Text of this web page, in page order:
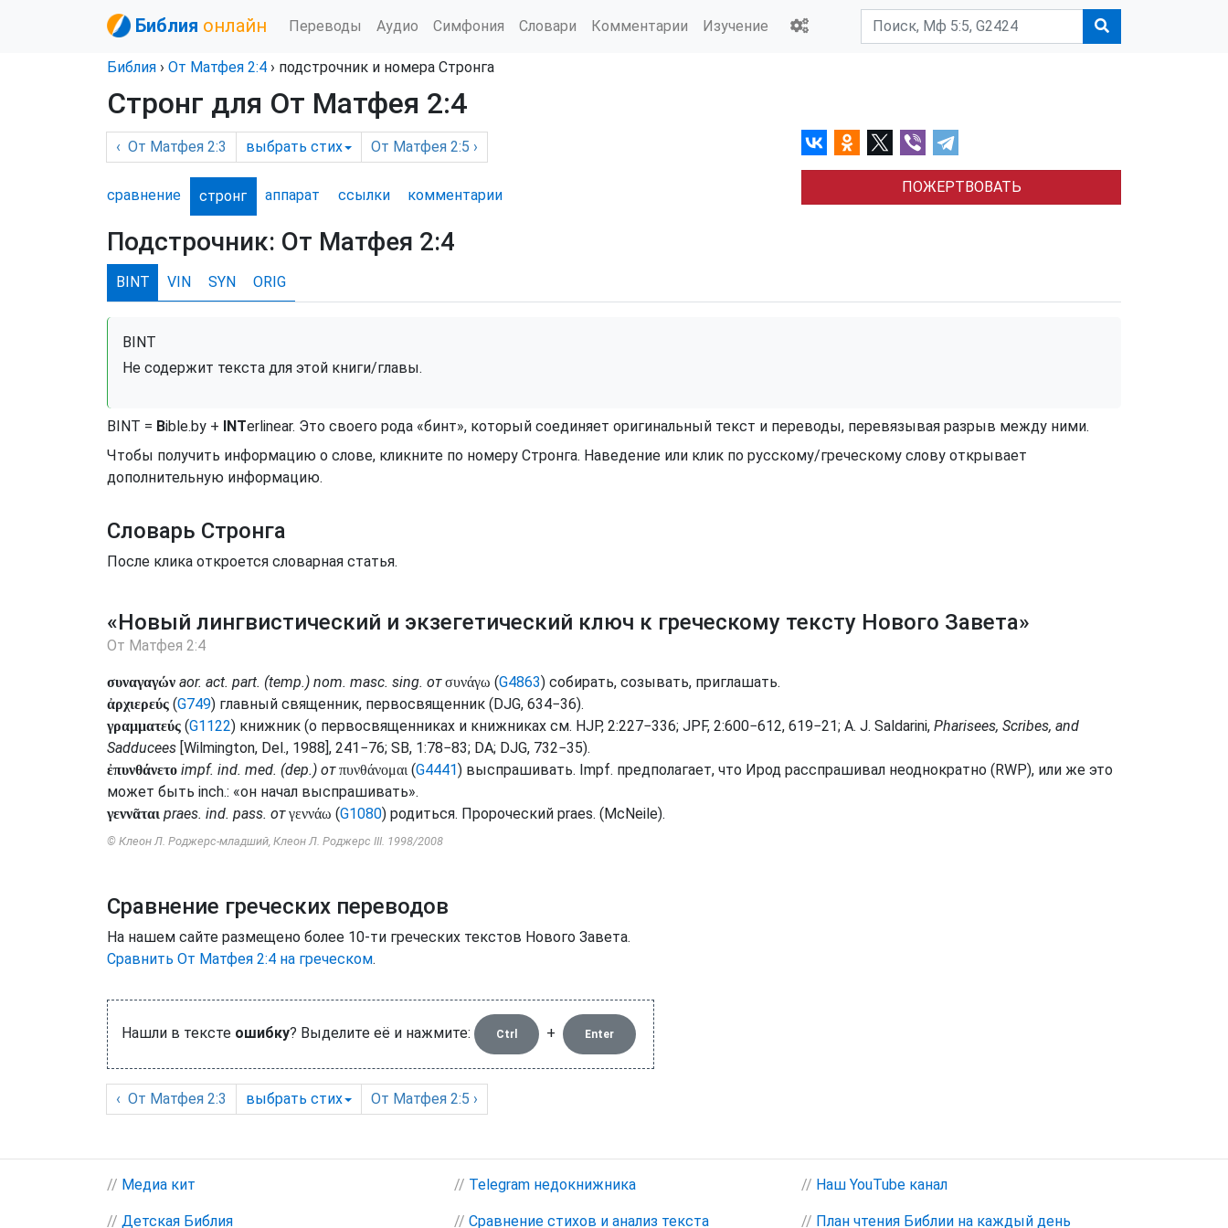
Библия онлайн Переводы Аудио Симфония Словари Комментарии Изучение
Библия › От Матфея 2:4 › подстрочник и номера Стронга
Стронг для От Матфея 2:4
‹ От Матфея 2:3 выбрать стих От Матфея 2:5 ›
сравнение стронг аппарат ссылки комментарии ПОЖЕРТВОВАТЬ
Подстрочник: От Матфея 2:4
BINT VIN SYN ORIG
BINT
Не содержит текста для этой книги/главы.
BINT = Bible.by + INTerlinear. Это своего рода «бинт», который соединяет оригинальный текст и переводы, перевязывая разрыв между ними.
Чтобы получить информацию о слове, кликните по номеру Стронга. Наведение или клик по русскому/греческому слову открывает
дополнительную информацию.
Словарь Стронга
После клика откроется словарная статья.
«Новый лингвистический и экзегетический ключ к греческому тексту Нового Завета»
От Матфея 2:4
συναγαγών aor. act. part. (temp.) nom. masc. sing. от συνάγω (G4863) собирать, созывать, приглашать.
ἀρχιερεύς (G749) главный священник, первосвященник (DJG, 634−36).
γραμματεύς (G1122) книжник (о первосвященниках и книжниках см. HJP, 2:227−336; JPF, 2:600−612, 619−21; A. J. Saldarini, Pharisees, Scribes, and
Sadducees [Wilmington, Del., 1988], 241−76; SB, 1:78−83; DA; DJG, 732−35).
ἐπυνθάνετο impf. ind. med. (dep.) от πυνθάνομαι(G4441) выспрашивать. Impf. предполагает, что Ирод расспрашивал неоднократно (RWP), или же это
может быть inch.: «он начал выспрашивать».
γεννᾶται praes. ind. pass. от γεννάω (G1080) родиться. Пророческий praes. (McNeile).
© Клеон Л. Роджерс-младший, Клеон Л. Роджерс III. 1998/2008
Сравнение греческих переводов
На нашем сайте размещено более 10-ти греческих текстов Нового Завета.
Сравнить От Матфея 2:4 на греческом.
Нашли в тексте ошибку? Выделите её и нажмите: Ctrl + Enter
‹ От Матфея 2:3 выбрать стих От Матфея 2:5 ›
// Медиа кит // Telegram недокнижника // Наш YouTube канал
// Детская Библия // Сравнение стихов и анализ текста // План чтения Библии на каждый день